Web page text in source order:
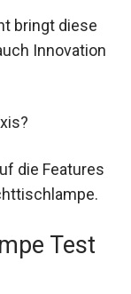
bringt diese
Innovation
die Features
Test